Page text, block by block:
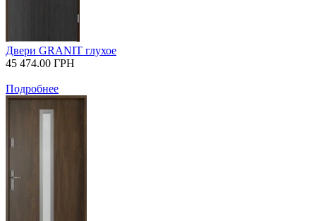
Двери GRANIT глухое
45 474.00 ГРН
Подробнее